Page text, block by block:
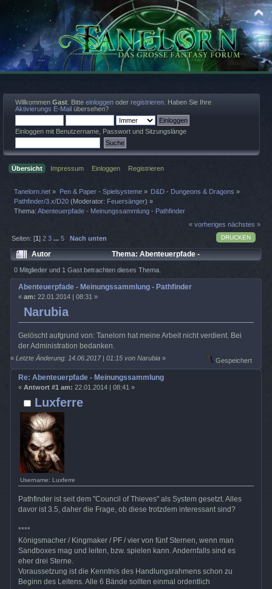
Willkommen Gast . Bitte einloggen oder registrieren . Haben Sie Ihre
Aktivierungs E-Mail übersehen?
Einloggen mit Benutzername, Passwort und Sitzungslänge
Übersicht Impressum Einloggen Registrieren
Tanelorn.net » Pen & Paper - Spielsysteme» D&D - Dungeons & Dragons »
Pathfinder/3.x/D20 (Moderator: Feuersänger) »
Thema:Abenteuerpfade - Meinungssammlung - Pathfinder
« vorheriges nächstes »
DRUCKEN
Seiten: [1]2 3 ...5 Nach unten
Autor
Thema: Abenteuerpfade -
Meinungssammlung - Pathfinder (Gelesen 32760 mal)
0 Mitglieder und 1 Gast betrachten dieses Thema.
Narubia
Abenteuerpfade - Meinungssammlung - Pathfinder
« am: 22.01.2014 | 08:31 »
Gelöscht aufgrund von: Tanelorn hat meine Arbeit nicht verdient. Bei
der Administration bedanken.
«Letzte Änderung: 14.06.2017 | 01:15 von Narubia » Gespeichert
Luxferre
Username: Luxferre
Re: Abenteuerpfade - Meinungssammlung
« Antwort #1 am: 22.01.2014 | 08:41 »
Pathfinder ist seit dem "Council of Thieves" als System gesetzt. Alles
davor ist 3.5, daher die Frage, ob diese trotzdem interessant sind?
****
Königsmacher / Kingmaker / PF / vier von fünf Sternen, wenn man
Sandboxes mag und leiten, bzw. spielen kann. Andernfalls sind es
eher drei Sterne.
Voraussetzung ist die Kenntnis des Handlungsrahmens schon zu
Beginn des Leitens. Alle 6 Bände sollten einmal ordentlich